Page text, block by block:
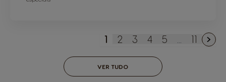
Está de momento a ler a
1 Página
2 Página
3 Página
4 Página
5 Página
11
VER TUDO